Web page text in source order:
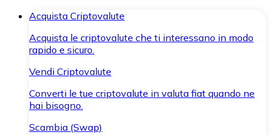
Acquista Criptovalute
Acquista le criptovalute che ti interessano in modo
rapido e sicuro.
Vendi Criptovalute
Converti le tue criptovalute in valuta fiat quando ne
hai bisogno.
Scambia (Swap)